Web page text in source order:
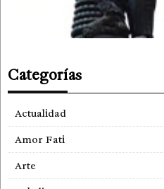
Categorías
Actualidad
Amor Fati
Arte